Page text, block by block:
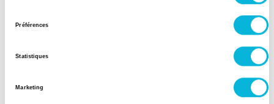
Préférences
Statistiques
Marketing
Lundi
Mardi